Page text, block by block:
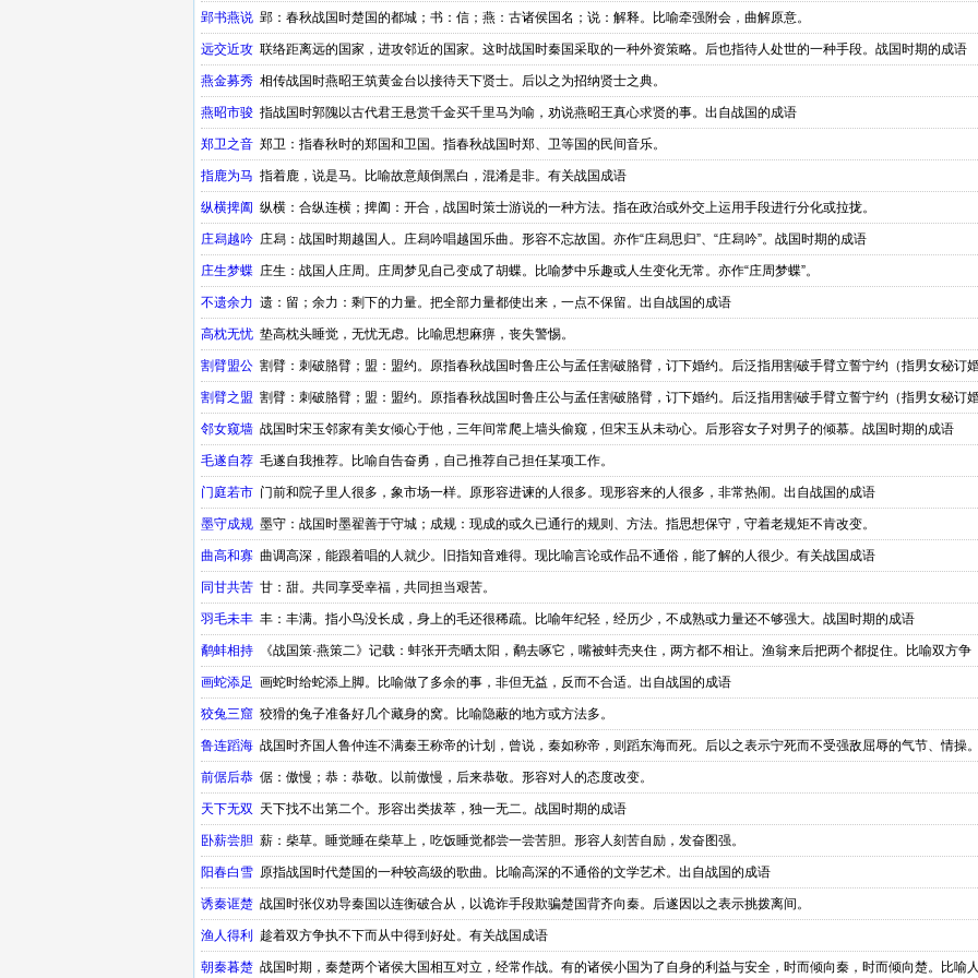
郢书燕说 郢：春秋战国时楚国的都城；书：信；燕：古诸侯国名；说：解释。比喻牵强附会，曲解原意。
远交近攻 联络距离远的国家，进攻邻近的国家。这时战国时秦国采取的一种外资策略。后也指待人处世的一种手段。战国时期的成语
燕金募秀 相传战国时燕昭王筑黄金台以接待天下贤士。后以之为招纳贤士之典。
燕昭市骏 指战国时郭隗以古代君王悬赏千金买千里马为喻，劝说燕昭王真心求贤的事。出自战国的成语
郑卫之音 郑卫：指春秋时的郑国和卫国。指春秋战国时郑、卫等国的民间音乐。
指鹿为马 指着鹿，说是马。比喻故意颠倒黑白，混淆是非。有关战国成语
纵横捭阖 纵横：合纵连横；捭阖：开合，战国时策士游说的一种方法。指在政治或外交上运用手段进行分化或拉拢。
庄舄越吟 庄舄：战国时期越国人。庄舄吟唱越国乐曲。形容不忘故国。亦作“庄舄思归”、“庄舄吟”。战国时期的成语
庄生梦蝶 庄生：战国人庄周。庄周梦见自己变成了胡蝶。比喻梦中乐趣或人生变化无常。亦作“庄周梦蝶”。
不遗余力 遗：留；余力：剩下的力量。把全部力量都使出来，一点不保留。出自战国的成语
高枕无忧 垫高枕头睡觉，无忧无虑。比喻思想麻痹，丧失警惕。
割臂盟公 割臂：刺破胳臂；盟：盟约。原指春秋战国时鲁庄公与孟任割破胳臂，订下婚约。后泛指用割破手臂立誓宁约（指男女秘订
约）。有关战国成语
割臂之盟 割臂：刺破胳臂；盟：盟约。原指春秋战国时鲁庄公与孟任割破胳臂，订下婚约。后泛指用割破手臂立誓宁约（指男女秘订
约）。
邻女窥墙 战国时宋玉邻家有美女倾心于他，三年间常爬上墙头偷窥，但宋玉从未动心。后形容女子对男子的倾慕。战国时期的成语
毛遂自荐 毛遂自我推荐。比喻自告奋勇，自己推荐自己担任某项工作。
门庭若市 门前和院子里人很多，象市场一样。原形容进谏的人很多。现形容来的人很多，非常热闹。出自战国的成语
墨守成规 墨守：战国时墨翟善于守城；成规：现成的或久已通行的规则、方法。指思想保守，守着老规矩不肯改变。
曲高和寡 曲调高深，能跟着唱的人就少。旧指知音难得。现比喻言论或作品不通俗，能了解的人很少。有关战国成语
同甘共苦 甘：甜。共同享受幸福，共同担当艰苦。
羽毛未丰 丰：丰满。指小鸟没长成，身上的毛还很稀疏。比喻年纪轻，经历少，不成熟或力量还不够强大。战国时期的成语
鹬蚌相持 《战国策·燕策二》记载：蚌张开壳晒太阳，鹬去啄它，嘴被蚌壳夹住，两方都不相让。渔翁来后把两个都捉住。比喻双方争
执两败俱伤，便宜第三者。
画蛇添足 画蛇时给蛇添上脚。比喻做了多余的事，非但无益，反而不合适。出自战国的成语
狡兔三窟 狡猾的兔子准备好几个藏身的窝。比喻隐蔽的地方或方法多。
鲁连蹈海 战国时齐国人鲁仲连不满秦王称帝的计划，曾说，秦如称帝，则蹈东海而死。后以之表示宁死而不受强敌屈辱的气节、情操
有关战国成语
前倨后恭 倨：傲慢；恭：恭敬。以前傲慢，后来恭敬。形容对人的态度改变。
天下无双 天下找不出第二个。形容出类拔萃，独一无二。战国时期的成语
卧薪尝胆 薪：柴草。睡觉睡在柴草上，吃饭睡觉都尝一尝苦胆。形容人刻苦自励，发奋图强。
阳春白雪 原指战国时代楚国的一种较高级的歌曲。比喻高深的不通俗的文学艺术。出自战国的成语
诱秦诓楚 战国时张仪劝导秦国以连衡破合从，以诡诈手段欺骗楚国背齐向秦。后遂因以之表示挑拨离间。
渔人得利 趁着双方争执不下而从中得到好处。有关战国成语
朝秦暮楚 战国时期，秦楚两个诸侯大国相互对立，经常作战。有的诸侯小国为了自身的利益与安全，时而倾向秦，时而倾向楚。比喻